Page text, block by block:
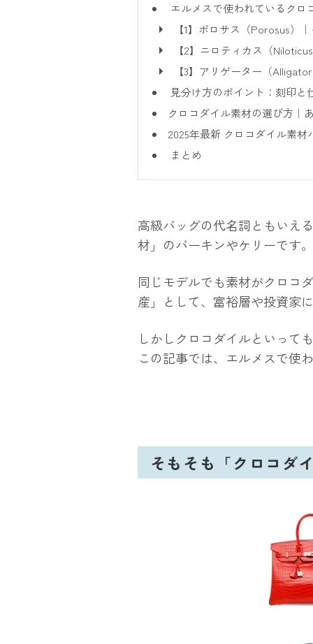
エルメスで使われているクロ
【1】ポロサス（Porosus）
【2】ニロティカス（
【3】アリゲーター（
見分け方のポイント：刻印と
クロコダイル素材の選び方｜
2025年最新 クロコダイル素
まとめ
高級バッグの代名詞ともいえ
材 」のバーキンやケリーです。
同じモデルでも素材がクロコ
産」として、富裕層や投資家
しかしクロコダイルといって
この記事では、エルメスで使
そもそも「クロコダ